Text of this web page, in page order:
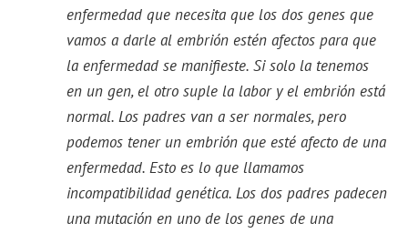
enfermedad que necesita que los dos genes que
vamos a darle al embrión estén afectos para que
la enfermedad se manifieste. Si solo la tenemos
en un gen, el otro suple la labor y el embrión está
normal. Los padres van a ser normales, pero
podemos tener un embrión que esté afecto de una
enfermedad. Esto es lo que llamamos
incompatibilidad genética. Los dos padres padecen
una mutación en uno de los genes de una